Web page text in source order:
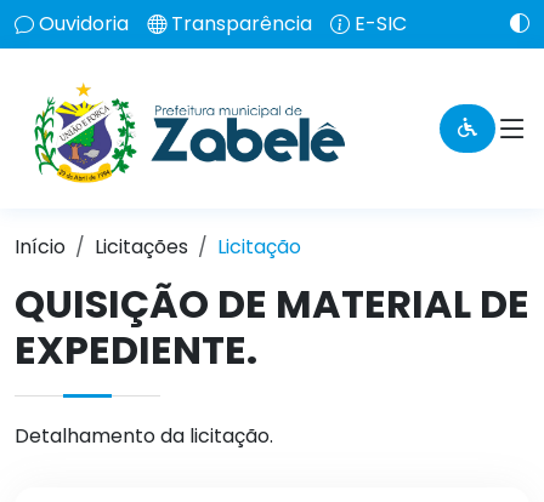
Ouvidoria Transparência E-SIC
Início Licitações Licitação
QUISIÇÃO DE MATERIAL DE
EXPEDIENTE.
Detalhamento da licitação.